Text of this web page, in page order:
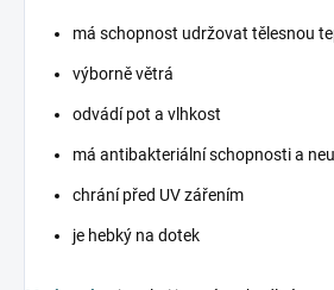
má schopnost udržovat tělesnou
výborně větrá
odvádí pot a vlhkost
má antibakteriální schopnosti a
chrání před UV zářením
je hebký na dotek